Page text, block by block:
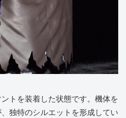
トを装着した状態です。機体を
独特のシルエットを形成してい